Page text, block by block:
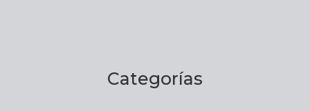
Categorías